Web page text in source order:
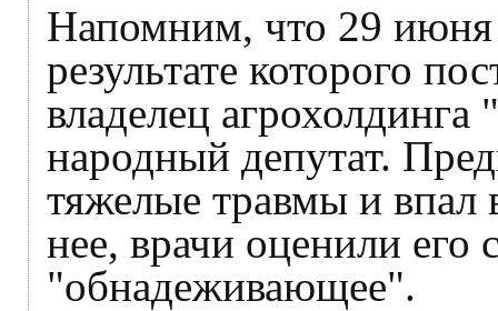
Напомним, что 29 июня
результате которого
владелец
народный депутат.
тяжелые травмы и
нее, врачи оценили его
"обнадеживающее".